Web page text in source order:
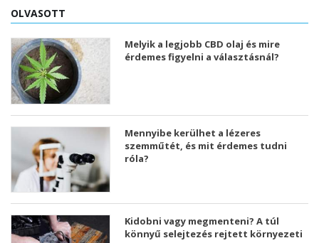
OLVASOTT
Melyik a legjobb CBD olaj és mire
érdemes figyelni a választásnál?
Mennyibe kerülhet a lézeres
szemműtét, és mit érdemes tudni
róla?
Kidobni vagy megmenteni? A túl
könnyű selejtezés rejtett környezeti